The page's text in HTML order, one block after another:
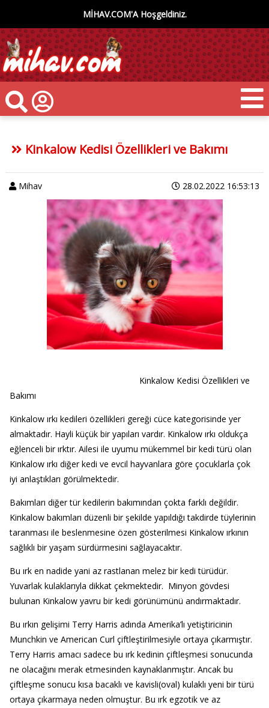
MİHAV.COM'A Hoşgeldiniz.
Kinkalow Kedisi Özellikleri ve Bakımı
Mihav 28.02.2022 16:53:13
Kinkalow Kedisi Özellikleri ve
Bakımı
Kinkalow ırkı kedileri özellikleri gereği cüce kategorisinde yer
almaktadır. Hayli küçük bir yapıları vardır. Kinkalow ırkı oldukça
eğlenceli bir ırktır. Ailesi ile uyumu mükemmel bir kedi türü olan
Kinkalow ırkı diğer kedi ve evcil hayvanlara göre çocuklarla çok
iyi anlaştıkları görülmektedir.
Bakımları diğer tür kedilerin bakımından çokta farklı değildir.
Kinkalow bakımları düzenli bir şekilde yapıldığı takdirde tüylerinin
taranması ile beslenmesine özen gösterilmesi Kinkalow ırkının
sağlıklı bir yaşam sürdürmesini sağlayacaktır.
Bu ırk en nadide yani az rastlanan melez bir kedi türüdür.
Yuvarlak kulaklarıyla dikkat çekmektedir. Minyon gövdesi
bulunan Kinkalow yavru bir kedi görünümünü andırmaktadır.
Bu ırkın gelişimi Terry Harris adında Amerika’lı yetiştiricinin
Munchkin ve American Curl çiftleştirilmesiyle ortaya çıkarmıştır.
Terry Harris amacı sadece bu ırk kedinin çiftleşmesi sonucunda
ne olacağını merak etmesinden kaynaklanmıştır. Ancak bu
çiftleşme sonucu kısa bacaklı ve kavisli(oval) kulaklı yeni bir türü
ortaya çıkarmaya neden olmuştur. Bu ırk egzotik ve az